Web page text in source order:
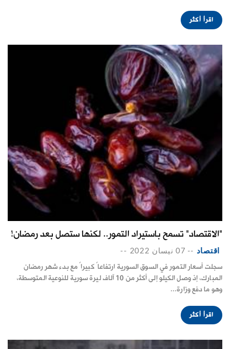
اقرأ أكثر
"الاقتصاد" تسمح باستيراد التمور.. لكنها ستصل بعد رمضان!
اقتصاد -- 07 نيسان 2022 --
سجلت أسعار التمور في السوق السورية ارتفاعاً كبيراً مع بدء شهر رمضان
المبارك، إذ وصل الكيلو إلى أكثر من 10 آلاف ليرة سورية للنوعية المتوسطة،
وهو ما دفع وزارة...
اقرأ أكثر